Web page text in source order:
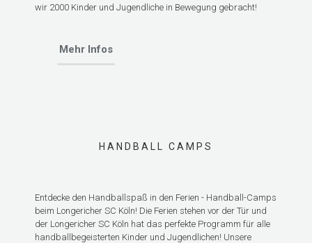
wir 2000 Kinder und Jugendliche in Bewegung gebracht!
Mehr Infos
HANDBALL CAMPS
Entdecke den Handballspaß in den Ferien - Handball-Camps
beim Longericher SC Köln! Die Ferien stehen vor der Tür und
der Longericher SC Köln hat das perfekte Programm für alle
handballbegeisterten Kinder und Jugendlichen! Unsere